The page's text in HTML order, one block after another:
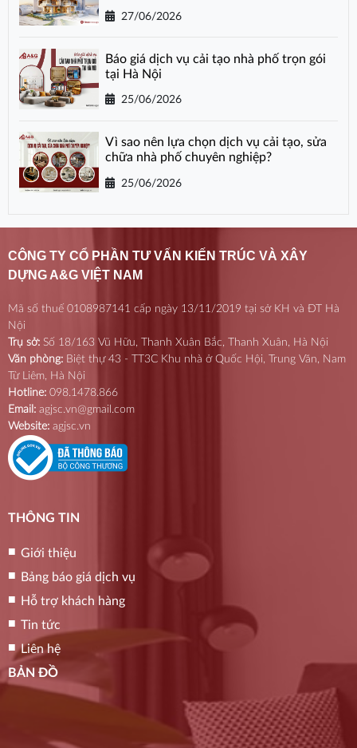
27/06/2026
Báo giá dịch vụ cải tạo nhà phố trọn gói
tại Hà Nội
25/06/2026
Vì sao nên lựa chọn dịch vụ cải tạo, sửa
chữa nhà phố chuyên nghiệp?
25/06/2026
CÔNG TY CỔ PHẦN TƯ VẤN KIẾN TRÚC VÀ XÂY
DỰNG A&G VIỆT NAM
Mã số thuế 0108987141 cấp ngày 13/11/2019 tại sở KH và ĐT Hà
Nội
Trụ sở: Số 18/163 Vũ Hữu, Thanh Xuân Bắc, Thanh Xuân, Hà Nội
Văn phòng: Biệt thự 43 - TT3C Khu nhà ở Quốc Hội, Trung Văn, Nam
Từ Liêm, Hà Nội
Hotline: 098.1478.866
Email: agjsc.vn@gmail.com
Website: agjsc.vn
THÔNG TIN
Giới thiệu
Bảng báo giá dịch vụ
Hỗ trợ khách hàng
Tin tức
Liên hệ
BẢN ĐỒ